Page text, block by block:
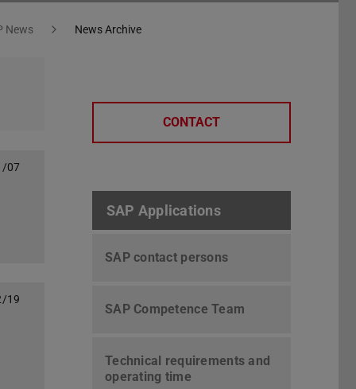
News News Archive
07
19
CONTACT
SAP Applications
SAP contact persons
SAP Competence Team
Technical requirements and
operating time